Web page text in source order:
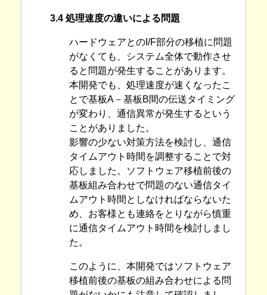
3.4 処理速度の違いによる問題
ハードウェアとのI/F部分の移植に問題
がなくても、システム全体で動作させ
ると問題が発生することがあります。
本開発でも、処理速度が速くなったこ
とで基板A－基板B間の伝送タイミング
が変わり、通信異常が発生するという
ことがありました。
影響の少ない対策方法を検討し、通信
タイムアウト時間を調整することで対
応しました。ソフトウェア移植前後の
基板組み合わせで問題のない通信タイ
ムアウト時間としなければならないた
め、お客様とも連絡をとりながら慎重
に通信タイムアウト時間を検討しまし
た。
このように、本開発ではソフトウェア
移植前後の基板の組み合わせによる問